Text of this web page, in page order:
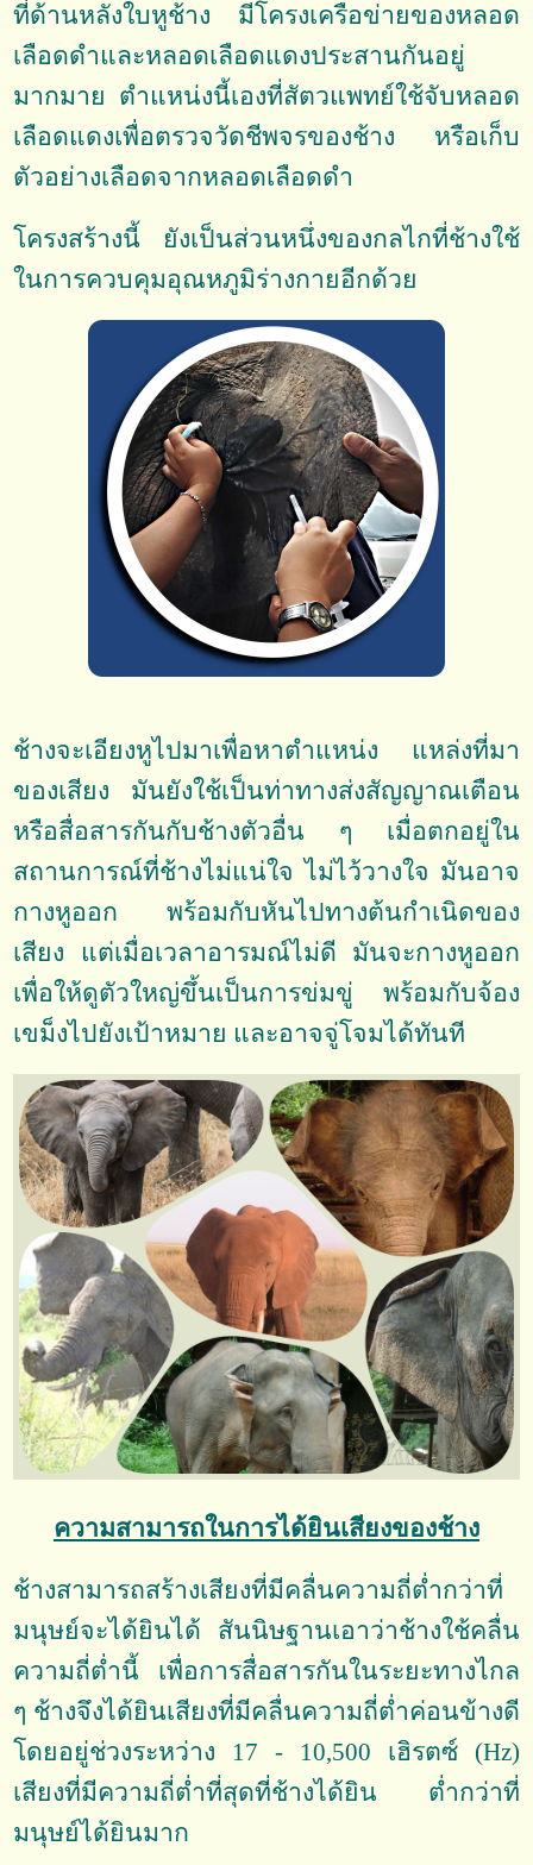
ที่ด้านหลังใบหูช้าง มีโครงเครือข่ายของหลอด
เลือดดำและหลอดเลือดแดงประสานกันอยู่
มากมาย ตำแหน่งนี้เองที่สัตวแพทย์ใช้จับหลอด
เลือดแดงเพื่อตรวจวัดชีพจรของช้าง หรือเก็บ
ตัวอย่างเลือดจากหลอดเลือดดำ
โครงสร้างนี้ ยังเป็นส่วนหนึ่งของกลไกที่ช้างใช้
ในการควบคุมอุณหภูมิร่างกายอีกด้วย
ช้างจะเอียงหูไปมาเพื่อหาตำแหน่ง แหล่งที่มา
ของเสียง มันยังใช้เป็นท่าทางส่งสัญญาณเตือน
หรือสื่อสารกันกับช้างตัวอื่น ๆ เมื่อตกอยู่ใน
สถานการณ์ที่ช้างไม่แน่ใจ ไม่ไว้วางใจ มันอาจ
กางหูออก พร้อมกับหันไปทางต้นกำเนิดของ
เสียง แต่เมื่อเวลาอารมณ์ไม่ดี มันจะกางหูออก
เพื่อให้ดูตัวใหญ่ขึ้นเป็นการข่มขู่ พร้อมกับจ้อง
เขม็งไปยังเป้าหมาย และอาจจู่โจมได้ทันที
ความสามารถในการได้ยินเสียงของช้าง
ช้างสามารถสร้างเสียงที่มีคลื่นความถี่ต่ำกว่าที่
มนุษย์จะได้ยินได้ สันนิษฐานเอาว่าช้างใช้คลื่น
ความถี่ต่ำนี้ เพื่อการสื่อสารกันในระยะทางไกล
ๆ ช้างจึงได้ยินเสียงที่มีคลื่นความถี่ต่ำค่อนข้างดี
โดยอยู่ช่วงระหว่าง 17 - 10,500 เฮิรตซ์ (Hz)
เสียงที่มีความถี่ต่ำที่สุดที่ช้างได้ยิน ต่ำกว่าที่
มนุษย์ได้ยินมาก